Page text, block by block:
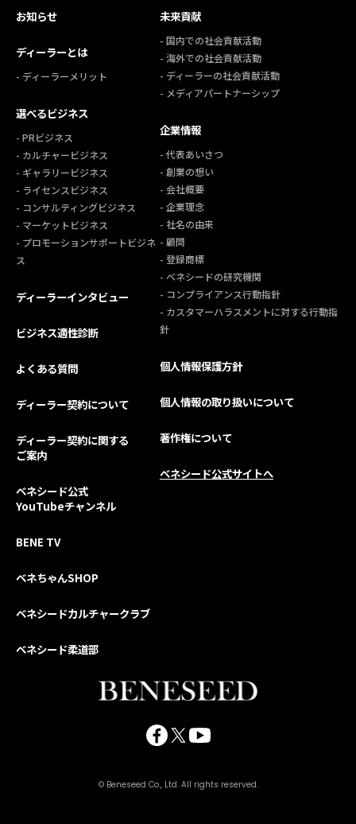
お知らせ
ディーラーとは
- ディーラーメリット
選べるビジネス
- PRビジネス
- カルチャービジネス
- ギャラリービジネス
- ライセンスビジネス
- コンサルティングビジネス
- マーケットビジネス
- プロモーションサポートビジネ
ス
ディーラーインタビュー
ビジネス適性診断
よくある質問
ディーラー契約について
ディーラー契約に関する
ご案内
ベネシード公式
YouTubeチャンネル
BENE TV
ベネちゃんSHOP
ベネシードカルチャークラブ
ベネシード柔道部
未来貢献
- 国内での社会貢献活動
- 海外での社会貢献活動
- ディーラーの社会貢献活動
- メディアパートナーシップ
企業情報
- 代表あいさつ
- 創業の想い
- 会社概要
- 企業理念
- 社名の由来
- 顧問
- 登録商標
- ベネシードの研究機関
- コンプライアンス行動指針
- カスタマーハラスメントに対する行動指
針
個人情報保護方針
個人情報の取り扱いについて
著作権について
ベネシード公式サイトへ
© Beneseed Co., Ltd. All rights reserved.